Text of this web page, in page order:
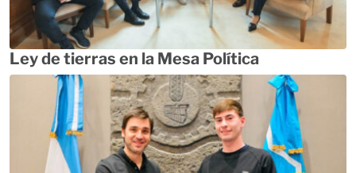
Ley de tierras en la Mesa Política